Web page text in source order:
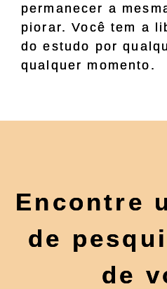
permanecer a
piorar. Você tem a
do estudo por
qualquer momento.
Encontre
de
de